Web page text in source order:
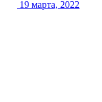
19 марта, 2022